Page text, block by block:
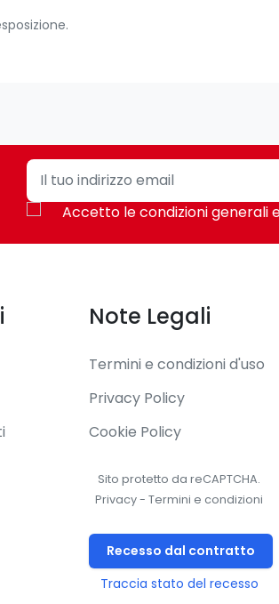
Accetto le condizioni generali
Note Legali
Termini e condizioni d'uso
Privacy Policy
Cookie Policy
Sito protetto da reCAPTCHA.
Privacy-Termini e condizioni
Recesso dal contratto
Traccia stato del recesso